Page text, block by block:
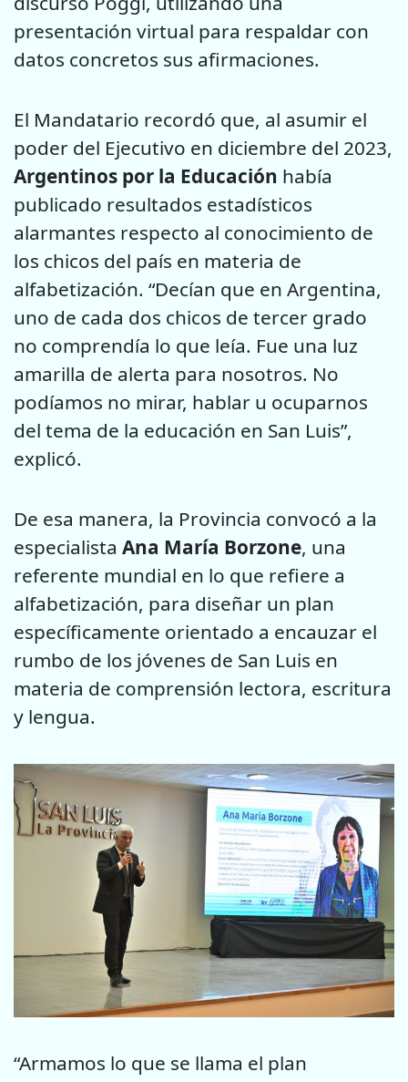
presentación virtual para respaldar con
datos concretos sus afirmaciones.
El Mandatario recordó que, al asumir el
poder del Ejecutivo en diciembre del 2023,
Argentinos por la Educación había
publicado resultados estadísticos
alarmantes respecto al conocimiento de
los chicos del país en materia de
alfabetización. “Decían que en Argentina,
uno de cada dos chicos de tercer grado
no comprendía lo que leía. Fue una luz
amarilla de alerta para nosotros. No
podíamos no mirar, hablar u ocuparnos
del tema de la educación en San Luis”,
explicó.
De esa manera, la Provincia convocó a la
especialista Ana María Borzone, una
referente mundial en lo que refiere a
alfabetización, para diseñar un plan
específicamente orientado a encauzar el
rumbo de los jóvenes de San Luis en
materia de comprensión lectora, escritura
y lengua.
“Armamos lo que se llama el plan